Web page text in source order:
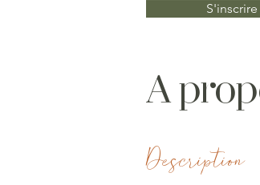
A
Description
S'inscrire